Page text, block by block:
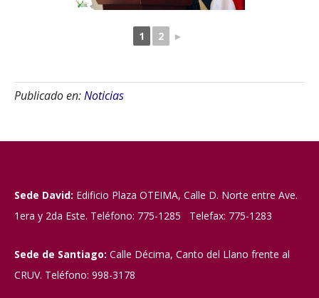
1 2 ►
Publicado en:Noticias
Sede David: Edificio Plaza OTEIMA, Calle D. Norte entre Ave.
1era y 2da Este. Teléfono: 775-1285 Telefax: 775-1283
Sede de Santiago: Calle Décima, Canto del Llano frente al
CRUV. Teléfono: 998-3178